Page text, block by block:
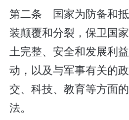
第二条 国家为防备和
装颠覆和分裂，保卫国
土完整、安全和发展利
动，以及与军事有关的
交、科技、教育等方面
法。